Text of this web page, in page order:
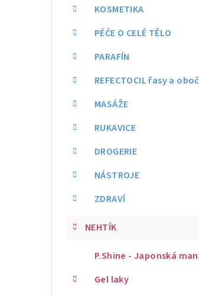
KOSMETIKA
PÉČE O CELÉ TĚLO
PARAFÍN
REFECTOCIL řasy a
MASÁŽE
RUKAVICE
DROGERIE
NÁSTROJE
ZDRAVÍ
NEHTÍK
P.Shine - Japonská
Gel laky